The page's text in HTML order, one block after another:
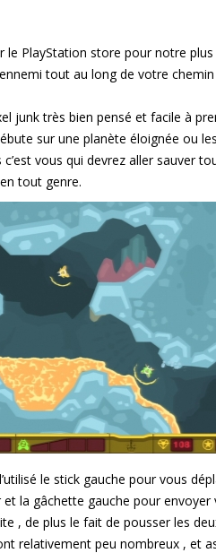
le PlayStation store pour notre
tout au long de votre
junk très bien pensé et facile à
sur une planète éloignée ou
vous qui devrez aller sauver
tout genre.
le stick gauche pour vous
la gâchette gauche pour
, de plus le fait de pousser les
relativement peu nombreux , et